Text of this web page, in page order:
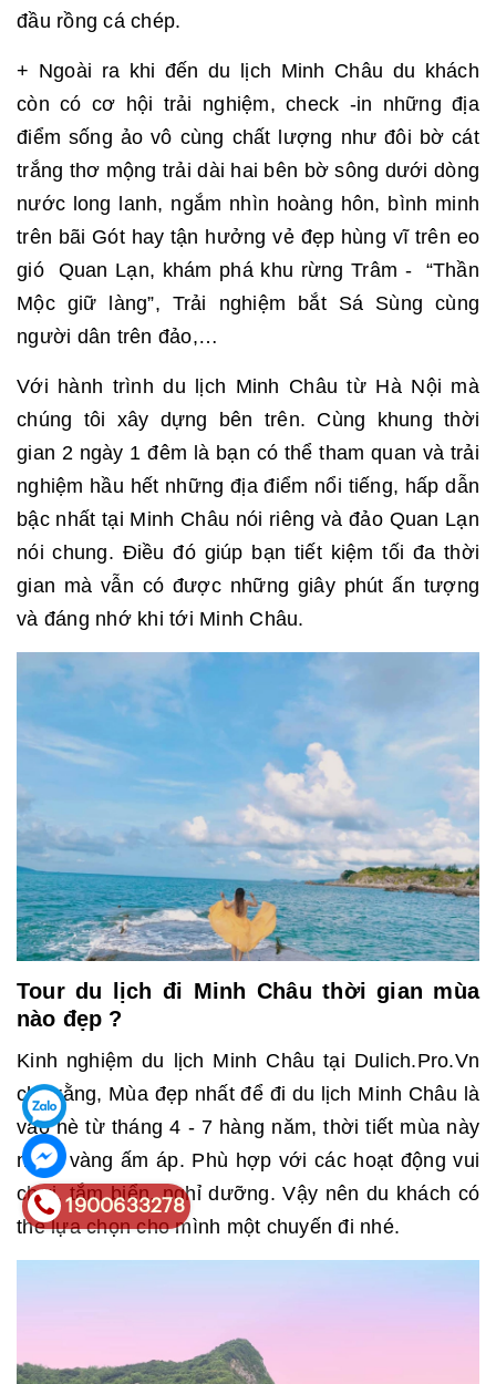
đầu rồng cá chép.
+ Ngoài ra khi đến du lịch Minh Châu du khách
còn có cơ hội trải nghiệm, check -in những địa
điểm sống ảo vô cùng chất lượng như đôi bờ cát
trắng thơ mộng trải dài hai bên bờ sông dưới dòng
nước long lanh, ngắm nhìn hoàng hôn, bình minh
trên bãi Gót hay tận hưởng vẻ đẹp hùng vĩ trên eo
gió Quan Lạn, khám phá khu rừng Trâm - “Thần
Mộc giữ làng”, Trải nghiệm bắt Sá Sùng cùng
người dân trên đảo,…
Với hành trình du lịch Minh Châu từ Hà Nội mà
chúng tôi xây dựng bên trên. Cùng khung thời
gian 2 ngày 1 đêm là bạn có thể tham quan và trải
nghiệm hầu hết những địa điểm nổi tiếng, hấp dẫn
bậc nhất tại Minh Châu nói riêng và đảo Quan Lạn
nói chung. Điều đó giúp bạn tiết kiệm tối đa thời
gian mà vẫn có được những giây phút ấn tượng
và đáng nhớ khi tới Minh Châu.
Tour du lịch đi Minh Châu thời gian mùa
nào đẹp ?
Kinh nghiệm du lịch Minh Châu tại Dulich.Pro.Vn
cho rằng, Mùa đẹp nhất để đi du lịch Minh Châu là
vào hè từ tháng 4 - 7 hàng năm, thời tiết mùa này
nắng vàng ấm áp. Phù hợp với các hoạt động vui
chơi, tắm biển, nghỉ dưỡng. Vậy nên du khách có
thể lựa chọn cho mình một chuyến đi nhé.
1900633278